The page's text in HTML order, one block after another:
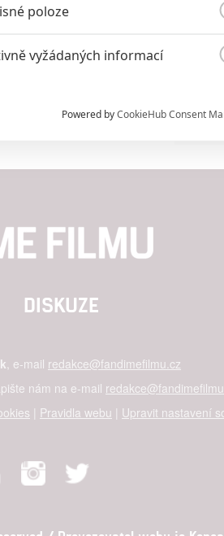
Sedm psychopatů
DISKUZE
, e-mail redakce@fandimefilmu.cz
nám na e-mail
| Pravidla webu | Upravit nastavení
poloze
vyžádaných informací
v zařízení
dáváte nám i našim partnerům
Powered byCookieHub Consent